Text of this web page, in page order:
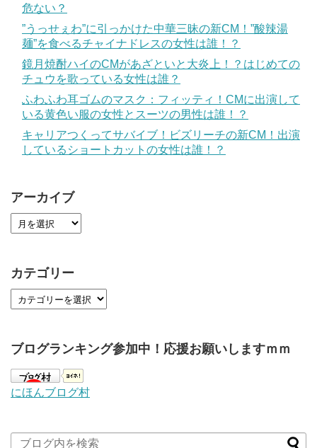
危ない？
”うっせぇわ”に引っかけた中華三昧の新CM！”酸辣湯
麺”を食べるチャイナドレスの女性は誰！？
鏡月焼酎ハイのCMがあざといと大炎上！？はじめての
チュウを歌っている女性は誰？
ふわふわ耳ゴムのマスク：フィッティ！CMに出演して
いる黄色い服の女性とスーツの男性は誰！？
キャリアつくってサバイブ！ビズリーチの新CM！出演
しているショートカットの女性は誰！？
アーカイブ
カテゴリー
ブログランキング参加中！応援お願いしますｍｍ
にほんブログ村